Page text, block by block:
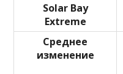
Solar Bay
Extreme
Среднее
изменение